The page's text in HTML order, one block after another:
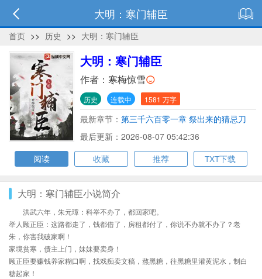
大明：寒门辅臣
首页 >> 历史 >> 大明：寒门辅臣
大明：寒门辅臣
作者： 寒梅惊雪
历史 连载中 1581 万字
最新章节： 第三千六百零一章 祭出来的猜忌刀
最后更新：2026-08-07 05:42:36
阅读
收藏 推荐 TXT下载
大明：寒门辅臣小说简介
洪武六年，朱元璋：科举不办了，都回家吧。
举人顾正臣：这路都走了，钱都借了，房租都付了，你说不办就不办了？老
朱，你害我破家啊！
家境贫寒，债主上门，妹妹要卖身！
顾正臣要赚钱养家糊口啊，找戏痴卖文稿，熬黑糖，往黑糖里灌黄泥水，制白
糖起家！